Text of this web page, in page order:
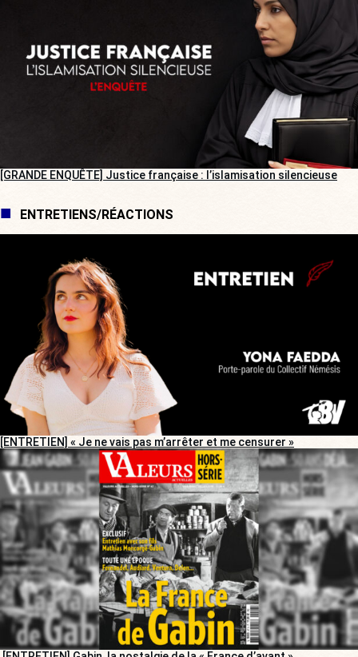
[GRANDE ENQUÊTE] Justice française : l’islamisation silencieuse
ENTRETIENS/RÉACTIONS
[ENTRETIEN] « Je ne vais pas m’arrêter et me censurer »